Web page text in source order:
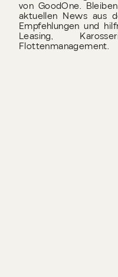
von GoodOne.
aktuellen News aus
Empfehlungen und
Leasing,
Flottenmanagement.